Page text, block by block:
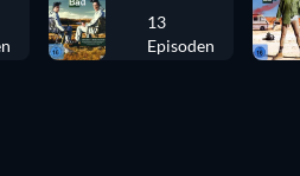
13
Episoden